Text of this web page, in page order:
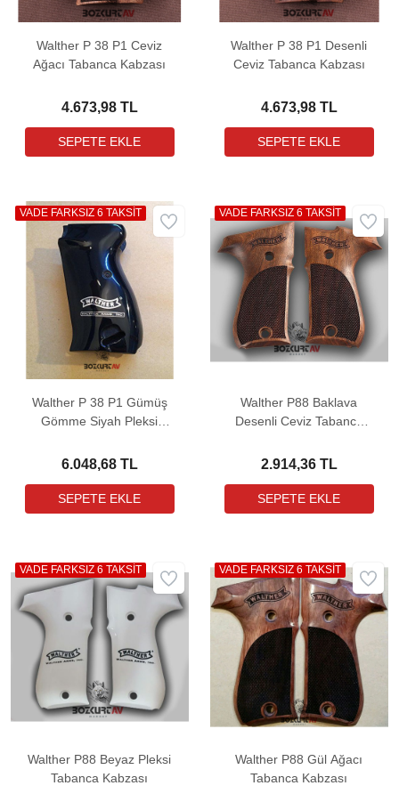
Walther P 38 P1 Ceviz
Ağacı Tabanca Kabzası
4.673,98 TL
Walther P 38 P1 Desenli
Ceviz Tabanca Kabzası
4.673,98 TL
Walther P 38 P1 Gümüş
Gömme Siyah Pleksi
6.048,68 TL
VADE FARKSIZ 6 TAKSİT
Walther P88 Baklava
Desenli Ceviz Tabanca
2.914,36 TL
VADE FARKSIZ 6 TAKSİT
Walther P88 Beyaz Pleksi
Tabanca Kabzası
VADE FARKSIZ 6 TAKSİT
Walther P88 Gül Ağacı
Tabanca Kabzası
VADE FARKSIZ 6 TAKSİT